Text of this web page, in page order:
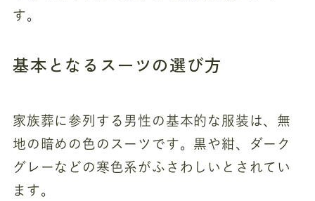
す。
基本となるスーツの選び方
家族葬に参列する男性の基本的な服装は、無
地の暗めの色のスーツです。黒や紺、ダーク
グレーなどの寒色系がふさわしいとされてい
ます。